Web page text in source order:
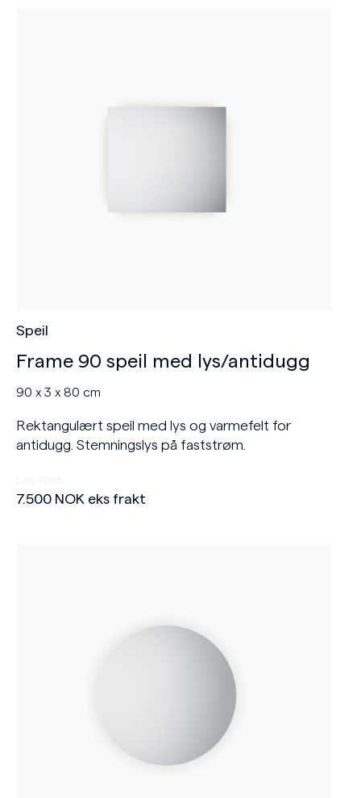
Speil
Frame 90 speil med lys/antidugg
90 x 3 x 80 cm
Rektangulært speil med lys og varmefelt for
antidugg. Stemningslys på faststrøm.
7.500 NOK eks frakt